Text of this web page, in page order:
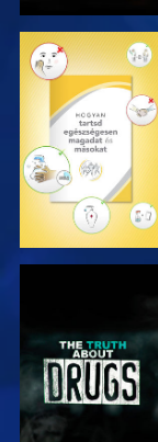
MŰSORNÉZÉS
MŰSORNÉZÉS